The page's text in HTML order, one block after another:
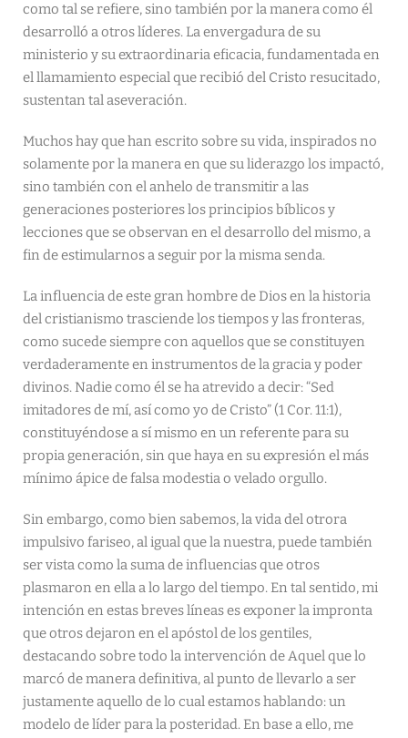
como tal se refiere, sino también por la manera como él
desarrolló a otros líderes. La envergadura de su
ministerio y su extraordinaria eficacia, fundamentada en
el llamamiento especial que recibió del Cristo resucitado,
sustentan tal aseveración.
Muchos hay que han escrito sobre su vida, inspirados no
solamente por la manera en que su liderazgo los impactó,
sino también con el anhelo de transmitir a las
generaciones posteriores los principios bíblicos y
lecciones que se observan en el desarrollo del mismo, a
fin de estimularnos a seguir por la misma senda.
La influencia de este gran hombre de Dios en la historia
del cristianismo trasciende los tiempos y las fronteras,
como sucede siempre con aquellos que se constituyen
verdaderamente en instrumentos de la gracia y poder
divinos. Nadie como él se ha atrevido a decir: “Sed
imitadores de mí, así como yo de Cristo” (1 Cor. 11:1),
constituyéndose a sí mismo en un referente para su
propia generación, sin que haya en su expresión el más
mínimo ápice de falsa modestia o velado orgullo.
Sin embargo, como bien sabemos, la vida del otrora
impulsivo fariseo, al igual que la nuestra, puede también
ser vista como la suma de influencias que otros
plasmaron en ella a lo largo del tiempo. En tal sentido, mi
intención en estas breves líneas es exponer la impronta
que otros dejaron en el apóstol de los gentiles,
destacando sobre todo la intervención de Aquel que lo
marcó de manera definitiva, al punto de llevarlo a ser
justamente aquello de lo cual estamos hablando: un
modelo de líder para la posteridad. En base a ello, me